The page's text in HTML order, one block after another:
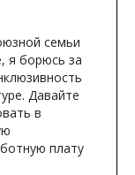
семьи
я борюсь за
Давайте
в
плату